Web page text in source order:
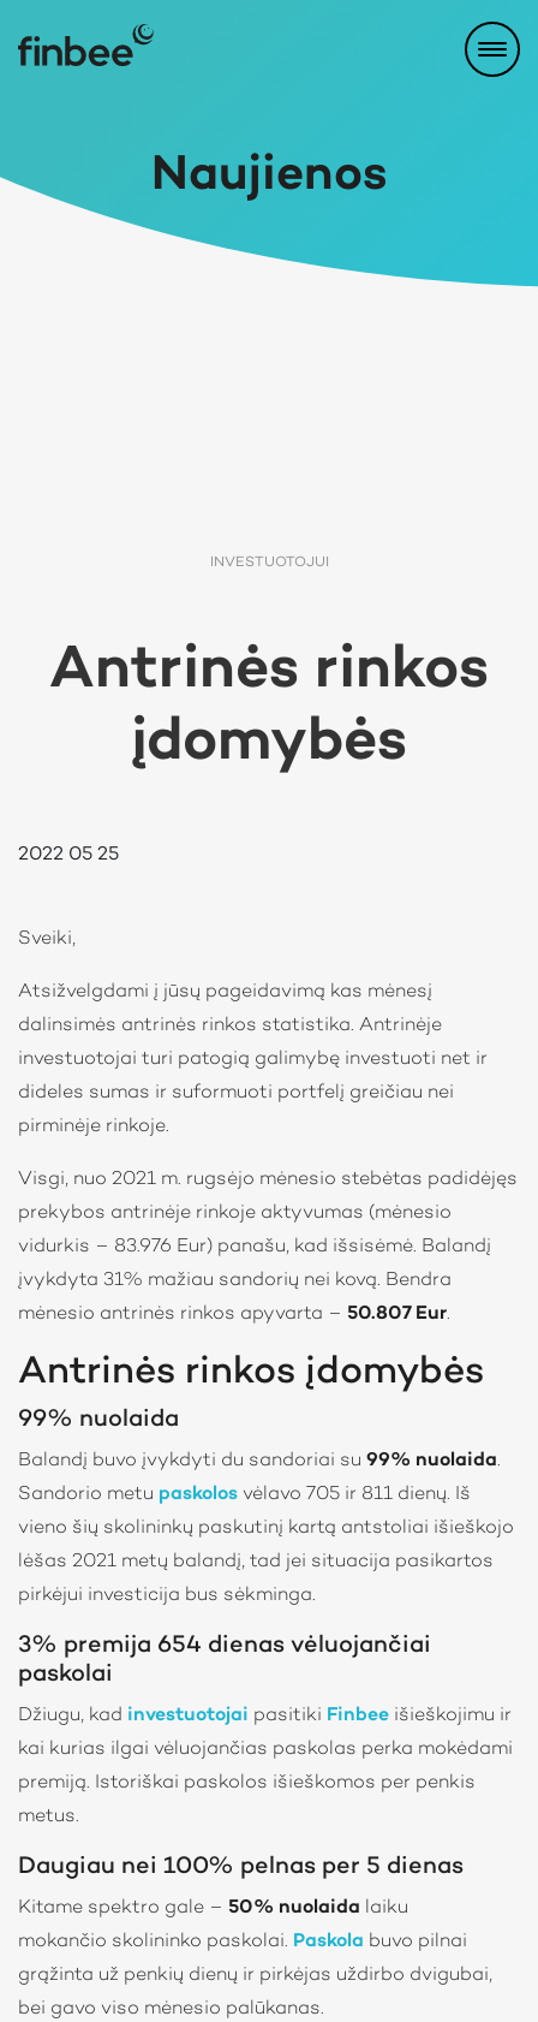
Naujienos
INVESTUOTOJUI
Antrinės rinkos
įdomybės
2022 05 25
Sveiki,
Atsižvelgdami į jūsų pageidavimą kas mėnesį
dalinsimės antrinės rinkos statistika. Antrinėje
investuotojai turi patogią galimybę investuoti net ir
dideles sumas ir suformuoti portfelį greičiau nei
pirminėje rinkoje.
Visgi, nuo 2021 m. rugsėjo mėnesio stebėtas padidėjęs
prekybos antrinėje rinkoje aktyvumas (mėnesio
vidurkis – 83.976 Eur) panašu, kad išsisėmė. Balandį
įvykdyta 31% mažiau sandorių nei kovą. Bendra
mėnesio antrinės rinkos apyvarta – 50.807 Eur.
Antrinės rinkos įdomybės
99% nuolaida
Balandį buvo įvykdyti du sandoriai su 99% nuolaida.
Sandorio metu paskolos vėlavo 705 ir 811 dienų. Iš
vieno šių skolininkų paskutinį kartą antstoliai išieškojo
lėšas 2021 metų balandį, tad jei situacija pasikartos
pirkėjui investicija bus sėkminga.
3% premija 654 dienas vėluojančiai
paskolai
Džiugu, kad investuotojai pasitiki Finbee išieškojimu ir
kai kurias ilgai vėluojančias paskolas perka mokėdami
premiją. Istoriškai paskolos išieškomos per penkis
metus.
Daugiau nei 100% pelnas per 5 dienas
Kitame spektro gale – 50% nuolaida laiku
mokančio skolininko paskolai. Paskola buvo pilnai
grąžinta už penkių dienų ir pirkėjas uždirbo dvigubai,
bei gavo viso mėnesio palūkanas.